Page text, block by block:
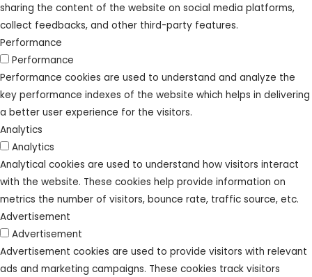
sharing the content of the website on social media platforms,
collect feedbacks, and other third-party features.
Performance
Performance
Performance cookies are used to understand and analyze the
key performance indexes of the website which helps in delivering
a better user experience for the visitors.
Analytics
Analytics
Analytical cookies are used to understand how visitors interact
with the website. These cookies help provide information on
metrics the number of visitors, bounce rate, traffic source, etc.
Advertisement
Advertisement
Advertisement cookies are used to provide visitors with relevant
ads and marketing campaigns. These cookies track visitors